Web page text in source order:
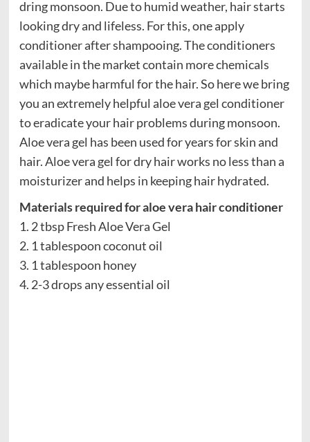
dring monsoon. Due to humid weather, hair starts
looking dry and lifeless. For this, one apply
conditioner after shampooing. The conditioners
available in the market contain more chemicals
which maybe harmful for the hair. So here we bring
you an extremely helpful aloe vera gel conditioner
to eradicate your hair problems during monsoon.
Aloe vera gel has been used for years for skin and
hair. Aloe vera gel for dry hair works no less than a
moisturizer and helps in keeping hair hydrated.
Materials required for aloe vera hair conditioner
1. 2 tbsp Fresh Aloe Vera Gel
2. 1 tablespoon coconut oil
3. 1 tablespoon honey
4. 2-3 drops any essential oil